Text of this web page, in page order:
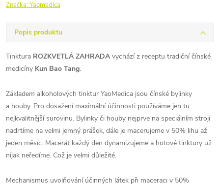
Značka:Yaomedica
Popis produktu
Tinktura ROZKVETLÁ ZAHRADAvychází z receptu tradiční čínské
medicíny Kun Bao Tang.
Základem alkoholových tinktur YaoMedica jsou čínské bylinky
a houby. Pro dosažení maximální účinnosti používáme jen tu
nejkvalitnější surovinu. Bylinky či houby nejprve na speciálním stroji
nadrtíme na velmi jemný prášek, dále je macerujeme v 50% lihu až
jeden měsíc. Macerát každý den dynamizujeme a hotové tinktury už
nijak neředíme. Což je velmi důležité.
Mechanismus uvolňování účinných látek při maceraci v 50%